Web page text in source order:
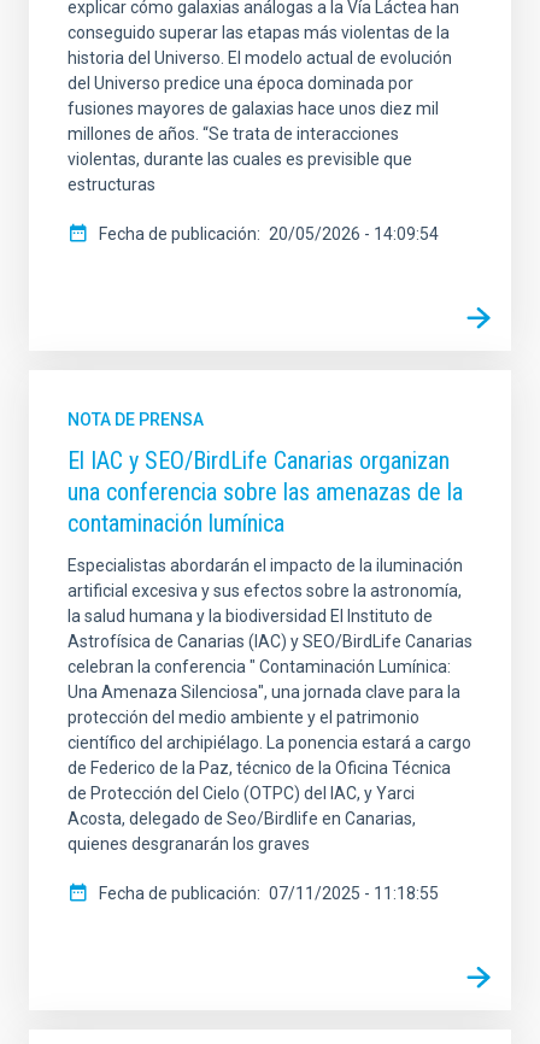
explicar cómo galaxias análogas a la Vía Láctea han
conseguido superar las etapas más violentas de la
historia del Universo. El modelo actual de evolución
del Universo predice una época dominada por
fusiones mayores de galaxias hace unos diez mil
millones de años. “Se trata de interacciones
violentas, durante las cuales es previsible que
estructuras
Fecha de publicación 20/05/2026 - 14:09:54
NOTA DE PRENSA
El IAC y SEO/BirdLife Canarias organizan
una conferencia sobre las amenazas de la
contaminación lumínica
Especialistas abordarán el impacto de la iluminación
artificial excesiva y sus efectos sobre la astronomía,
la salud humana y la biodiversidad El Instituto de
Astrofísica de Canarias (IAC) y SEO/BirdLife Canarias
celebran la conferencia " Contaminación Lumínica:
Una Amenaza Silenciosa", una jornada clave para la
protección del medio ambiente y el patrimonio
científico del archipiélago. La ponencia estará a cargo
de Federico de la Paz, técnico de la Oficina Técnica
de Protección del Cielo (OTPC) del IAC, y Yarci
Acosta, delegado de Seo/Birdlife en Canarias,
quienes desgranarán los graves
Fecha de publicación 07/11/2025 - 11:18:55